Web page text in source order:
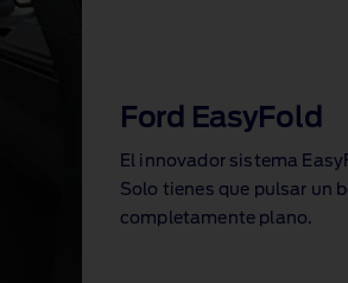
Ford EasyFold
El innovador sistema
Solo tienes que pulsar un
completamente plano.